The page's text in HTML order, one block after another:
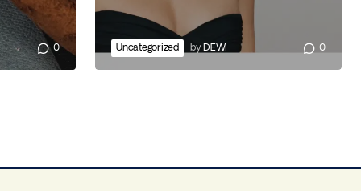
0 Uncategorized byDEWI 0